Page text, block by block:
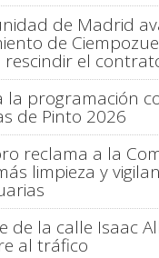
de Madrid
de
el
la programación
de Pinto 2026
reclama a la
limpieza y
de la calle Isaac
al tráfico